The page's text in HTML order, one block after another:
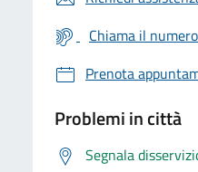
Chiama il
Prenota
Problemi in città
Segnala